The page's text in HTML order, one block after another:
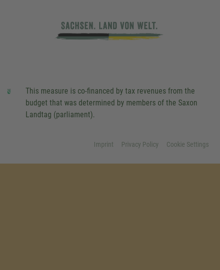
This measure is co-financed by tax revenues from the
budget that was determined by members of the Saxon
Landtag (parliament).
Imprint Privacy Policy Cookie Settings